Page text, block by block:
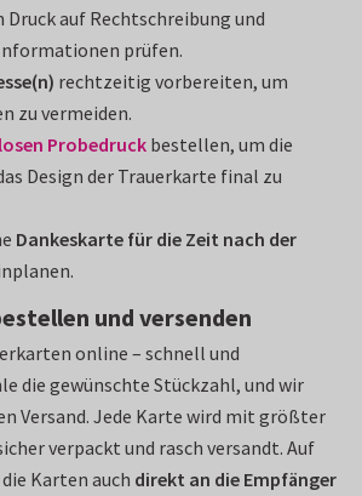
Druck auf Rechtschreibung und
prüfen.
rechtzeitig vorbereiten, um
zu vermeiden.
Probedruckbestellen, um die
Design der Trauerkarte final zu
Dankeskarte für die Zeit nach der
und versenden
online – schnell und
die gewünschte Stückzahl, und wir
Versand. Jede Karte wird mit größter
verpackt und rasch versandt. Auf
Karten auch direkt an die Empfänger